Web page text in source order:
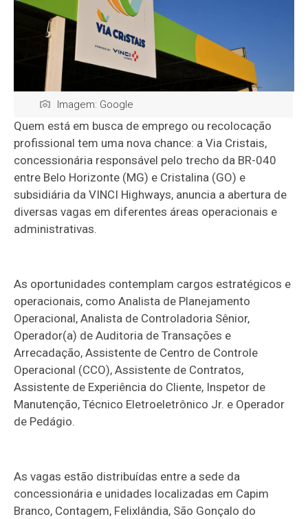
Imagem: Google
Quem está em busca de emprego ou recolocação
profissional tem uma nova chance: a Via Cristais,
concessionária responsável pelo trecho da BR-040
entre Belo Horizonte (MG) e Cristalina (GO) e
subsidiária da VINCI Highways, anuncia a abertura de
diversas vagas em diferentes áreas operacionais e
administrativas.
As oportunidades contemplam cargos estratégicos e
operacionais, como Analista de Planejamento
Operacional, Analista de Controladoria Sênior,
Operador(a) de Auditoria de Transações e
Arrecadação, Assistente de Centro de Controle
Operacional (CCO), Assistente de Contratos,
Assistente de Experiência do Cliente, Inspetor de
Manutenção, Técnico Eletroeletrônico Jr. e Operador
de Pedágio.
As vagas estão distribuídas entre a sede da
concessionária e unidades localizadas em Capim
Branco, Contagem, Felixlândia, São Gonçalo do